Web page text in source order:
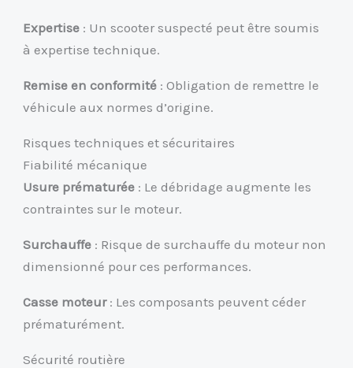
Expertise : Un scooter suspecté peut être soumis
à expertise technique.
Remise en conformité : Obligation de remettre le
véhicule aux normes d’origine.
Risques techniques et sécuritaires
Fiabilité mécanique
Usure prématurée : Le débridage augmente les
contraintes sur le moteur.
Surchauffe : Risque de surchauffe du moteur non
dimensionné pour ces performances.
Casse moteur: Les composants peuvent céder
prématurément.
Sécurité routière